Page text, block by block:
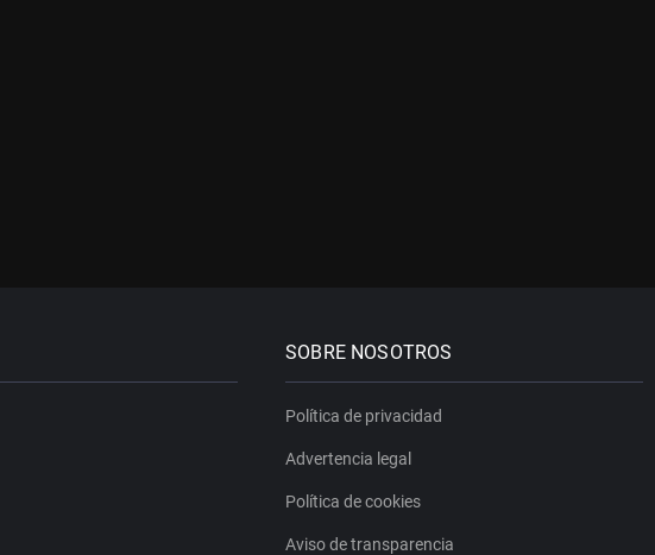
SOBRE NOSOTROS
Política de privacidad
Advertencia legal
Política de cookies
Aviso de transparencia